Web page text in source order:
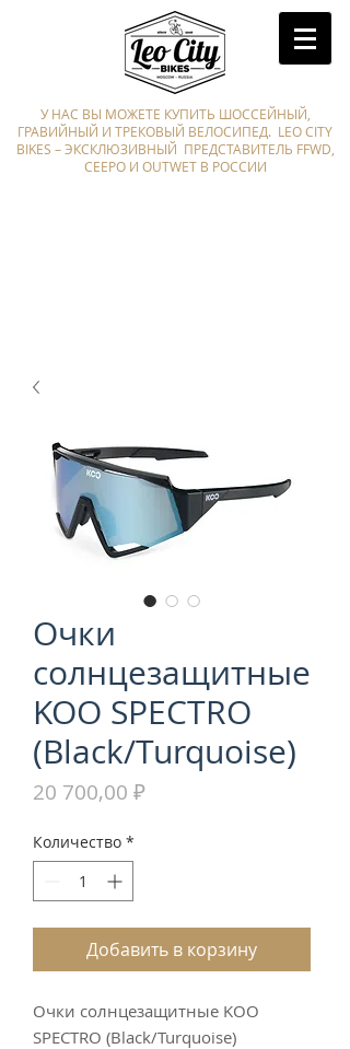
У НАС ВЫ МОЖЕТЕ КУПИТЬ ШОССЕЙНЫЙ,
ГРАВИЙНЫЙ И ТРЕКОВЫЙ ВЕЛОСИПЕД. LEO CITY
BIKES – ЭКСКЛЮЗИВНЫЙ ПРЕДСТАВИТЕЛЬ FFWD,
CEEPO И OUTWET В РОССИИ
Очки
солнцезащитные
KOO SPECTRO
(Black/Turquoise)
20 700,00 ₽Цена
Количество *
Добавить в корзину
Очки солнцезащитные KOO
SPECTRO (Black/Turquoise)